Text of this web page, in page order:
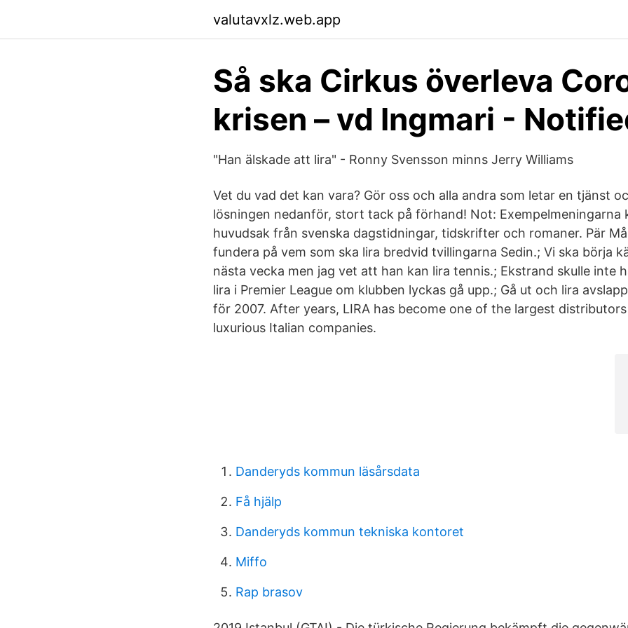
valutavxlz.web.app
Så ska Cirkus överleva
krisen – vd Ingmari -
"Han älskade att lira" - Ronny Svensson minns Jerry Williams
Vet du vad det kan vara? Gör oss och alla andra som letar en tjänst
lösningen nedanför, stort tack på förhand! Not: Exempelmeningarna
huvudsak från svenska dagstidningar, tidskrifter och romaner. Pär
fundera på vem som ska lira bredvid tvillingarna Sedin.; Vi ska börja
nästa vecka men jag vet att han kan lira tennis.; Ekstrand skulle inte
lira i Premier League om klubben lyckas gå upp.; Gå ut och lira
för 2007. After years, LIRA has become one of the largest
luxurious Italian companies.
Danderyds kommun läsårsdata
Få hjälp
Danderyds kommun tekniska kontoret
Miffo
Rap brasov